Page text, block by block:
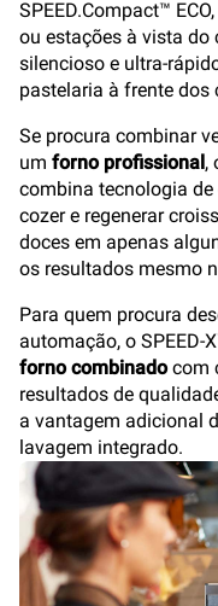
SPEED.Compact™
ou estações à vista do
silencioso e ultra-
pastelaria à frente
Se procura combinar
um forno profissional,
combina tecnologia
cozer e regenerar
doces em apenas
os resultados mesmo
Para quem procura
automação, o
forno combinadocom
resultados de
a vantagem adicional
lavagem integrado.